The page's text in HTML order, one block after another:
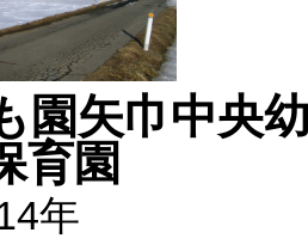
園矢巾中央
育園
年